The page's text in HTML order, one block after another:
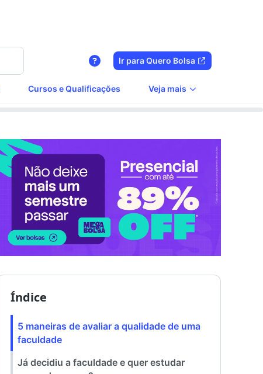
Ir para Quero Bolsa
Cursos e Qualificações Veja mais
Índice
5 maneiras de avaliar a qualidade de uma
faculdade
Já decidiu a faculdade e quer estudar